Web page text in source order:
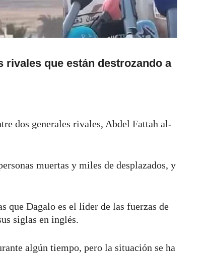
rivales que están destrozando a
dos generales rivales, Abdel Fattah al-
muertas y miles de desplazados, y
que Dagalo es el líder de las fuerzas de
siglas en inglés.
algún tiempo, pero la situación se ha